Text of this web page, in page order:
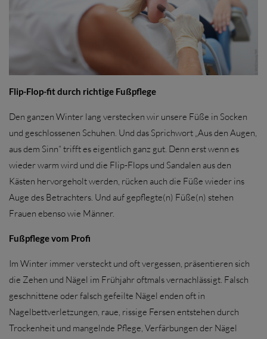
Flip-Flop-fit durch richtige Fußpflege
Den ganzen Winter lang verstecken wir unsere Füße in Socken
und geschlossenen Schuhen. Und das Sprichwort „Aus den Augen,
aus dem Sinn“ trifft es eigentlich ganz gut. Denn erst wenn es
wieder warm wird und die Flip-Flops und Sandalen aus den
Kästen hervorgeholt werden, rücken auch die Füße wieder ins
Auge des Betrachters. Und auf gepflegte(n) Füße(n) stehen
Frauen ebenso wie Männer.
Fußpflege vom Profi
Im Winter immer versteckt und oft vergessen, präsentieren sich
die Zehen und Nägel im Frühjahr oftmals vernachlässigt. Falsch
geschnittene oder falsch gefeilte Nägel enden oft in
Nagelbettverletzungen, raue, rissige Fersen entstehen durch
Trockenheit und mangelnde Pflege, Verfärbungen der Nägel